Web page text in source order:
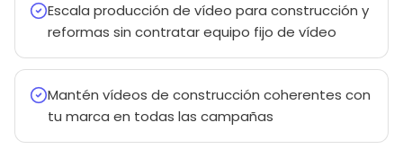
Escala producción de vídeo para construcción y
reformas sin contratar equipo fijo de vídeo
Mantén vídeos de construcción coherentes con
tu marca en todas las campañas